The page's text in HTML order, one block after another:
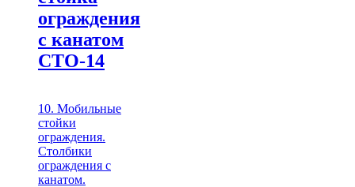
ограждения
с канатом
СТО-14
10. Мобильные
стойки
ограждения.
Столбики
ограждения с
канатом.